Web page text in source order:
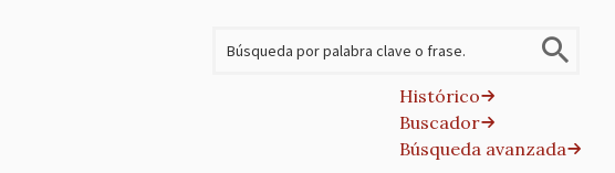
Histórico
Buscador
Búsqueda avanzada